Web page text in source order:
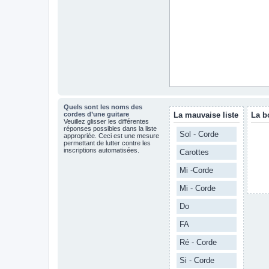
Quels sont les noms des
cordes d’une guitare
Veuillez glisser les différentes
réponses possibles dans la liste
appropriée. Ceci est une mesure
permettant de lutter contre les
inscriptions automatisées.
La mauvaise liste
Sol - Corde
Carottes
Mi -Corde
Mi - Corde
Do
FA
Ré - Corde
Si - Corde
La